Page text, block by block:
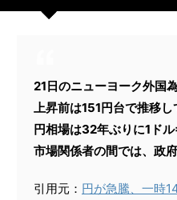
21日のニューヨーク外国
上昇前は151円台で推移し
円相場は32年ぶりに1ド
市場関係者の間では、政府
引用元： 円が急騰、一時